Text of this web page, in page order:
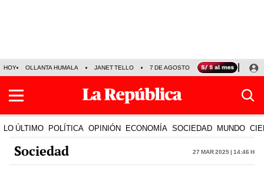
HOY OLLANTA HUMALA JANET TELLO 7 DE AGOSTO TINKA RESULTADOS
LO ÚLTIMO POLÍTICA OPINIÓN ECONOMÍA SOCIEDAD MUNDO
Sociedad 27 Mar 2025 | 14:46 h